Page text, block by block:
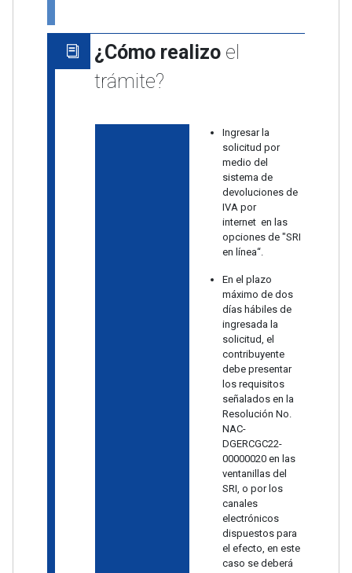
¿Cómo realizoel
trámite?
Ingresar la
solicitud por
medio del
sistema de
devoluciones de
IVA por
internet en las
opciones de "SRI
en línea“.
En el plazo
máximo de dos
días hábiles de
ingresada la
solicitud, el
contribuyente
debe presentar
los requisitos
señalados en la
Resolución No.
NAC-
DGERCGC22-
00000020 en las
ventanillas del
SRI, o por los
canales
electrónicos
dispuestos para
el efecto, en este
caso se deberá